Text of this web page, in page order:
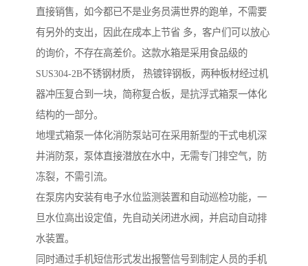
直接销售，如今都已不是业务员满世界的跑单，不需要
有另外的支出，因此在成本上节省 多，客户们可以放心
的询价，不存在高差价。这款水箱是采用食品级的
SUS304-2B不锈钢材质， 热镀锌钢板，两种板材经过机
器冲压复合到一块，简称复合板，是抗浮式箱泵一体化
结构的一部分。
地埋式箱泵一体化消防泵站可在采用新型的干式电机深
井消防泵，泵体直接潜放在水中，无需专门排空气，防
冻裂，不需引流。
在泵房内安装有电子水位监测装置和自动巡检功能，一
旦水位高出设定值，先自动关闭进水阀，并启动自动排
水装置。
同时通过手机短信形式发出报警信号到制定人员的手机